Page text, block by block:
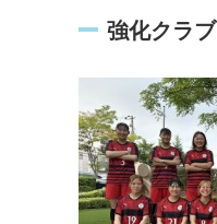
強化クラブ